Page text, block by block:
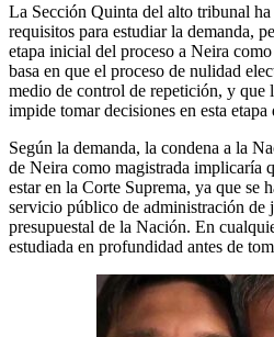
La Sección Quinta del alto tribunal
requisitos para estudiar la demanda,
etapa inicial del proceso a Neira
basa en que el proceso de nulidad
medio de control de repetición, y que
impide tomar decisiones en esta etapa
Según la demanda, la condena a la
de Neira como magistrada implicaría
estar en la Corte Suprema, ya que se
servicio público de administración de
presupuestal de la Nación. En
estudiada en profundidad antes de